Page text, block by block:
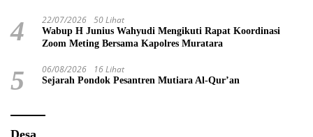
4 22/07/2026 50 Lihat
Wabup H Junius Wahyudi Mengikuti Rapat Koordinasi
Zoom Meting Bersama Kapolres Muratara
5 06/08/2026 16 Lihat
Sejarah Pondok Pesantren Mutiara Al-Qur’an
Desa